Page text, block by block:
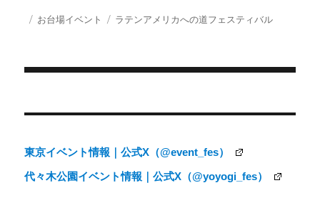
w
i
r
e
b
i
l
投 カ
お台場イベント
タ
ラテンアメリカへの道フェスティバル
稿
ビ
ゲ
東京イベント情報｜公式X（@event_fes）
代々木公園イベント情報｜公式X（@yoyogi_fes）